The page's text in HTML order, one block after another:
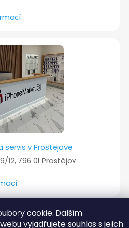
cookie. Dalším
vyjadřujete souhlas s jejich
servis v Prostějově
12, 796 01 Prostějov
. Všechna práva vyhrazena.